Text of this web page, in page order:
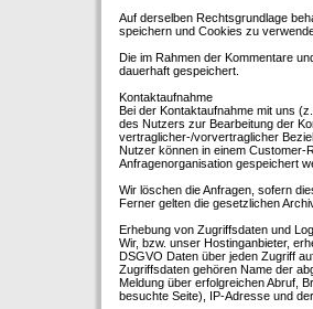
Auf derselben Rechtsgrundlage
speichern und Cookies zu
Die im Rahmen der Kommentare
dauerhaft gespeichert.
Kontaktaufnahme
Bei der Kontaktaufnahme mit uns
des Nutzers zur Bearbeitung der
vertraglicher-/vorvertraglicher
Nutzer können in einem Customer-
Anfragenorganisation gespeichert
Wir löschen die Anfragen, sofern
Ferner gelten die gesetzlichen
Erhebung von Zugriffsdaten und
Wir, bzw. unser Hostinganbieter,
DSGVO Daten über jeden Zugriff
Zugriffsdaten gehören Name der
Meldung über erfolgreichen Abruf,
besuchte Seite), IP-Adresse und